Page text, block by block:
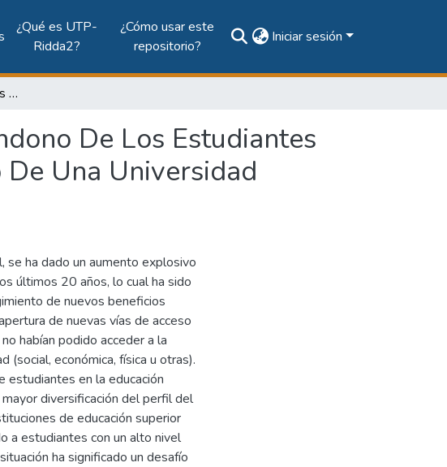
¿Qué es UTP-
Ridda2?
¿Cómo usar este
repositorio?
Iniciar sesión
¿Cuáles Son Los Factores Asociados Al Abandono De Los Estudiantes De Programas De Equidad En Chile? El Caso De Una Universidad Tradicional.
De Los Estudiantes
Una Universidad
se ha dado un aumento explosivo
últimos 20 años, lo cual ha sido
de nuevos beneficios
de nuevas vías de acceso
habían podido acceder a la
(social, económica, física u otras).
estudiantes en la educación
diversificación del perfil del
de educación superior
a estudiantes con un alto nivel
ha significado un desafío